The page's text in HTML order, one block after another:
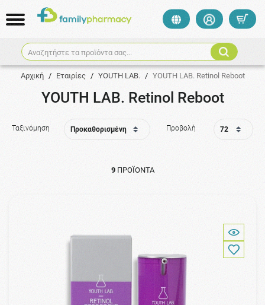
Αναζητήστε τα προϊόντα σας...
Αρχική / Εταιρίες / YOUTH LAB. / YOUTH LAB. Retinol Reboot
YOUTH LAB. Retinol Reboot
Ταξινόμηση Προβολή
9ΠΡΟΪΌΝΤΑ